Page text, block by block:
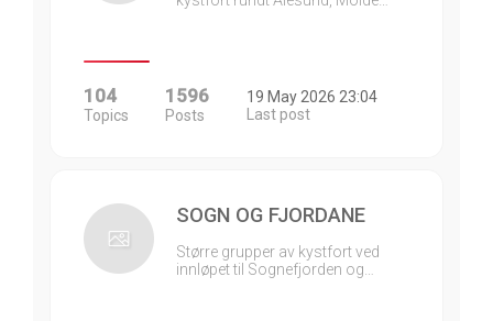
104
Topics
1596
Posts
19 May 2026 23:04
Last post
SOGN OG FJORDANE
Større grupper av kystfort ved
innløpet til Sognefjorden og…